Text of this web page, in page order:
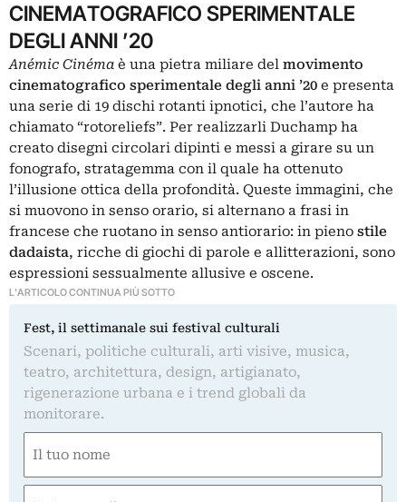
CINEMATOGRAFICO SPERIMENTALE
DEGLI ANNI ’20
Anémic Cinéma è una pietra miliare del movimento
cinematografico sperimentale degli anni ’20 e presenta
una serie di 19 dischi rotanti ipnotici, che l’autore ha
chiamato “rotoreliefs”. Per realizzarli Duchamp ha
creato disegni circolari dipinti e messi a girare su un
fonografo, stratagemma con il quale ha ottenuto
l’illusione ottica della profondità. Queste immagini, che
si muovono in senso orario, si alternano a frasi in
francese che ruotano in senso antiorario: in pieno stile
dadaista, ricche di giochi di parole e allitterazioni, sono
espressioni sessualmente allusive e oscene.
L'ARTICOLO CONTINUA PIÙ SOTTO
Fest, il settimanale sui festival culturali
Scenari, politiche culturali, arti visive, musica,
teatro, architettura, design, artigianato,
rigenerazione urbana e i trend globali da
monitorare.
(Required)
First